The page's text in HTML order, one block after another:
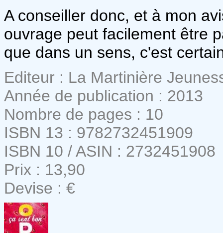
A conseiller donc, et à mon
ouvrage peut facilement être
que dans un sens, c'est
Editeur : La Martinière
Année de publication : 2013
Nombre de pages : 10
ISBN 13 : 9782732451909
ISBN 10 / ASIN : 2732451908
Prix : 13,90
Devise : €